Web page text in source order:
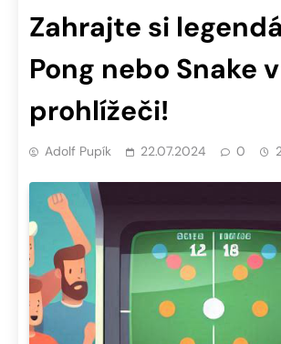
Zahrajte si
Pong nebo Snake v
prohlížeči!
Adolf Pupík 22.07.2024 0